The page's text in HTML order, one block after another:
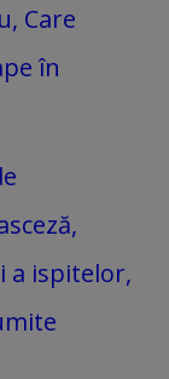
Care
în
ispitelor,